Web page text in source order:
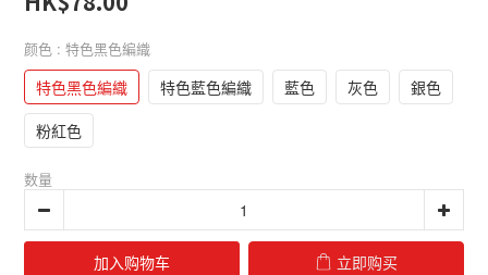
颜色 : 特色黑色編織
特色黑色編織 特色藍色編織 藍色 灰色
銀色
粉紅色
数量
加入购物车 立即购买